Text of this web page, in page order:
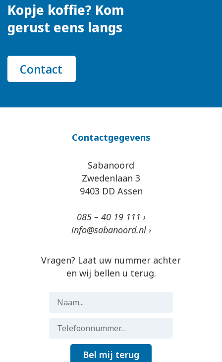
Kopje koffie? Kom
gerust eens langs
Contact
Contactgegevens
Sabanoord
Zwedenlaan 3
9403 DD Assen
085 – 40 19 111 ›
info@sabanoord.nl ›
Vragen? Laat uw nummer achter
en wij bellen u terug.
Bel mij terug